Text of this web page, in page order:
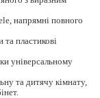
напрямні повного
пластикові
універсальному
та дитячу кімнату,